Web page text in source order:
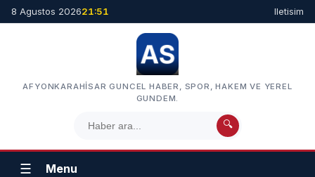
8 Agustos 202621:51 Iletisim
AFYONKARAHISAR GUNCEL HABER, SPOR, HAKEM VE YEREL
GUNDEM.
🔍
☰ Menu